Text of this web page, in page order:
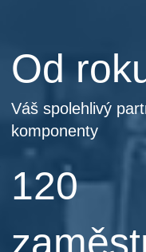
Od
Váš spolehlivý
komponenty
120